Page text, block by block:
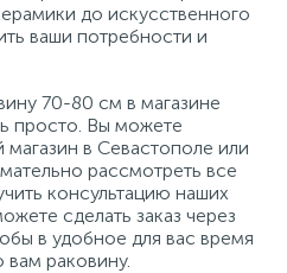
до искусственного
ваши потребности и
70-80 см в магазине
Вы можете
в Севастополе или
рассмотреть все
консультацию наших
сделать заказ через
в удобное для вас время
раковину.